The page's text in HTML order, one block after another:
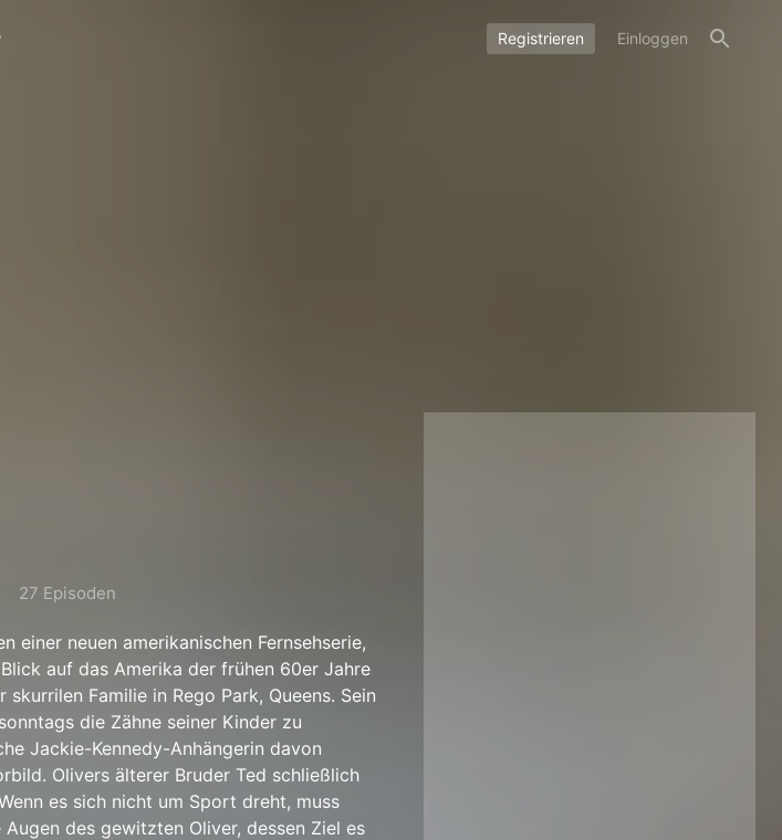
Registrieren Einloggen
27 Episoden
einer neuen amerikanischen Fernsehserie,
auf das Amerika der frühen 60er Jahre
Familie in Rego Park, Queens. Sein
die Zähne seiner Kinder zu
Jackie-Kennedy-Anhängerin davon
Olivers älterer Bruder Ted schließlich
es sich nicht um Sport dreht, muss
des gewitzten Oliver, dessen Ziel es